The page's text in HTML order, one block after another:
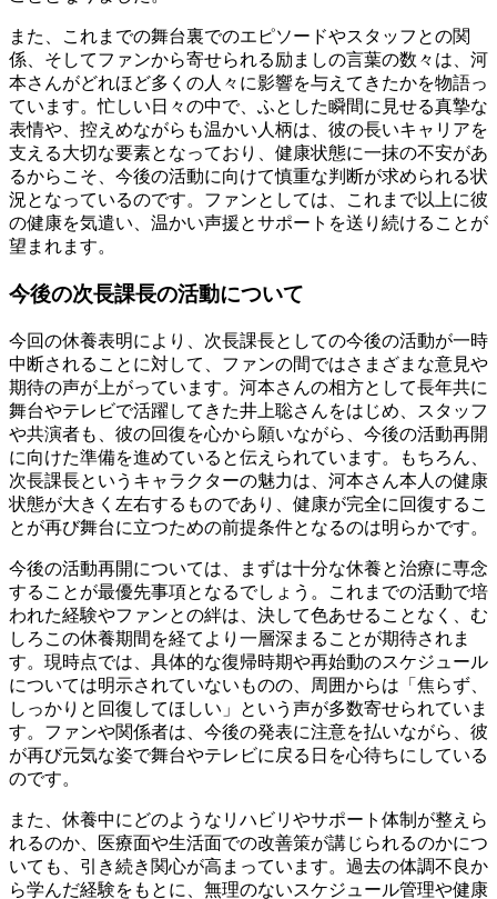
また、これまでの舞台裏でのエピソードやスタッフとの関
係、そしてファンから寄せられる励ましの言葉の数々は、河
本さんがどれほど多くの人々に影響を与えてきたかを物語っ
ています。忙しい日々の中で、ふとした瞬間に見せる真摯な
表情や、控えめながらも温かい人柄は、彼の長いキャリアを
支える大切な要素となっており、健康状態に一抹の不安があ
るからこそ、今後の活動に向けて慎重な判断が求められる状
況となっているのです。ファンとしては、これまで以上に彼
の健康を気遣い、温かい声援とサポートを送り続けることが
望まれます。
今後の次長課長の活動について
今回の休養表明により、次長課長としての今後の活動が一時
中断されることに対して、ファンの間ではさまざまな意見や
期待の声が上がっています。河本さんの相方として長年共に
舞台やテレビで活躍してきた井上聡さんをはじめ、スタッフ
や共演者も、彼の回復を心から願いながら、今後の活動再開
に向けた準備を進めていると伝えられています。もちろん、
次長課長というキャラクターの魅力は、河本さん本人の健康
状態が大きく左右するものであり、健康が完全に回復するこ
とが再び舞台に立つための前提条件となるのは明らかです。
今後の活動再開については、まずは十分な休養と治療に専念
することが最優先事項となるでしょう。これまでの活動で培
われた経験やファンとの絆は、決して色あせることなく、む
しろこの休養期間を経てより一層深まることが期待されま
す。現時点では、具体的な復帰時期や再始動のスケジュール
については明示されていないものの、周囲からは「焦らず、
しっかりと回復してほしい」という声が多数寄せられていま
す。ファンや関係者は、今後の発表に注意を払いながら、彼
が再び元気な姿で舞台やテレビに戻る日を心待ちにしている
のです。
また、休養中にどのようなリハビリやサポート体制が整えら
れるのか、医療面や生活面での改善策が講じられるのかにつ
いても、引き続き関心が高まっています。過去の体調不良か
ら学んだ経験をもとに、無理のないスケジュール管理や健康